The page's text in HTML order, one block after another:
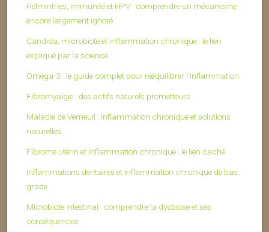
Helminthes, immunité et HPV : comprendre un mécanisme
encore largement ignoré
Candida, microbiote et inflammation chronique : le lien
expliqué par la science
Oméga-3 : le guide complet pour rééquilibrer l’inflammation
Fibromyalgie : des actifs naturels prometteurs
Maladie de Verneuil : inflammation chronique et solutions
naturelles
Fibrome utérin et inflammation chronique : le lien caché
Inflammations dentaires et inflammation chronique de bas
grade
Microbiote intestinal : comprendre la dysbiose et ses
conséquences